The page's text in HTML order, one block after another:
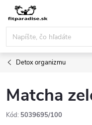
Prejsť
obsah
Detox organizmu
Matcha
Kód: 5039695/100